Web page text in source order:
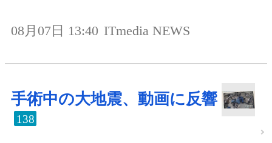
08月07日 13:40 ITmedia NEWS
手術中の大地震、動画に反響
138